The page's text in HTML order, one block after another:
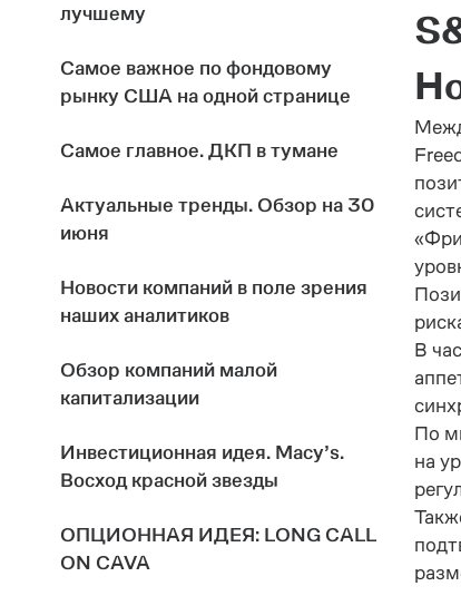
лучшему
Самое важное по фондовому
рынку США на одной странице
Самое главное. ДКП в тумане
Актуальные тренды. Обзор на 30
июня
Новости компаний в поле зрения
наших аналитиков
Обзор компаний малой
капитализации
Инвестиционная идея. Macy’s.
Восход красной звезды
ОПЦИОННАЯ ИДЕЯ: LONG CALL
ON CAVA
В
По
на